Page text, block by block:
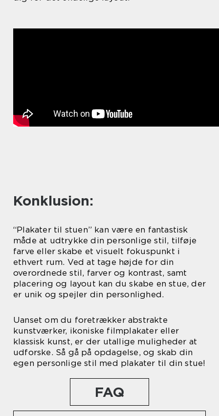
Konklusion:
“Plakater til stuen” kan være en fantastisk
måde at udtrykke din personlige stil, tilføje
farve eller skabe et visuelt fokuspunkt i
ethvert rum. Ved at tage højde for din
overordnede stil, farver og kontrast, samt
placering og layout kan du skabe en stue, der
er unik og spejler din personlighed.
Uanset om du foretrækker abstrakte
kunstværker, ikoniske filmplakater eller
klassisk kunst, er der utallige muligheder at
udforske. Så gå på opdagelse, og skab din
egen personlige stil med plakater til din stue!
FAQ